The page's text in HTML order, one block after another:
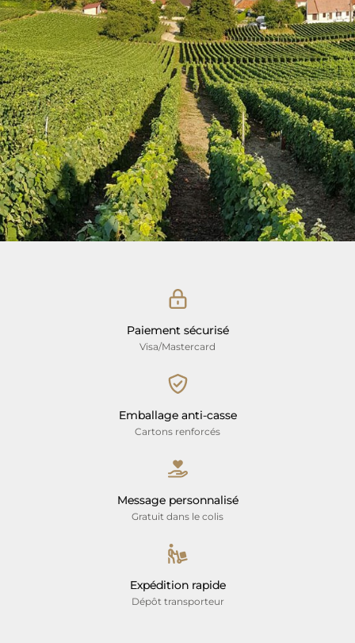
Paiement sécurisé
Visa/Mastercard
Emballage anti-casse
Cartons renforcés
Message personnalisé
Gratuit dans le colis
Expédition rapide
Dépôt transporteur